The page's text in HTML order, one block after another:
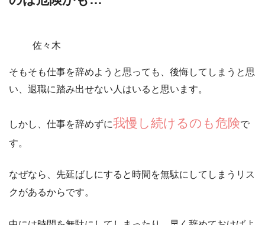
佐々木
そもそも仕事を辞めようと思っても、後悔してしまうと思
い、退職に踏み出せない人はいると思います。
しかし、仕事を辞めずに我慢し続けるのも危険で
す。
なぜなら、先延ばしにすると 時間を無駄にしてしまうリス
クがあるからです。